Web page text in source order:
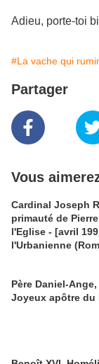
Adieu, porte-toi
#La vache qui
Partager
Vous
Cardinal Joseph
primauté de
l'Eglise - [avril
l'Urbanienne
Père Daniel-
Joyeux apôtre du